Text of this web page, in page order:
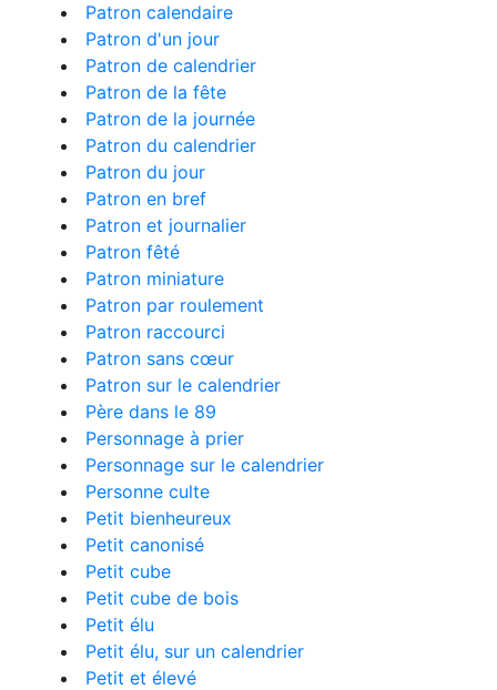
Patron calendaire
Patron d'un jour
Patron de calendrier
Patron de la fête
Patron de la journée
Patron du calendrier
Patron du jour
Patron en bref
Patron et journalier
Patron fêté
Patron miniature
Patron par roulement
Patron raccourci
Patron sans cœur
Patron sur le calendrier
Père dans le 89
Personnage à prier
Personnage sur le calendrier
Personne culte
Petit bienheureux
Petit canonisé
Petit cube
Petit cube de bois
Petit élu
Petit élu, sur un calendrier
Petit et élevé